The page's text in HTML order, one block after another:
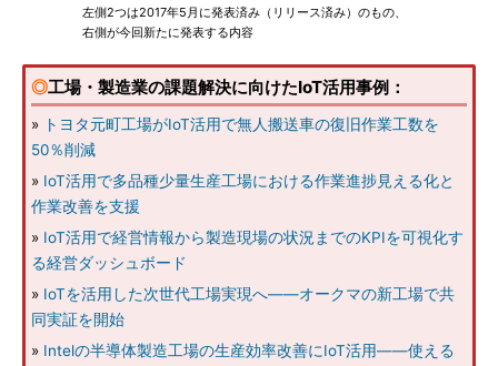
左側2つは2017年5月に発表済み（リリース済み）のもの、
右側が今回新たに発表する内容
◎工場・製造業の課題解決に向けたIoT活用事例：
»
トヨタ元町工場がIoT活用で無人搬送車の復旧作業工数を
50％削減
» IoT活用で多品種少量生産工場における作業進捗見える化と
作業改善を支援
» IoT活用で経営情報から製造現場の状況までのKPIを可視化す
る経営ダッシュボード
» IoTを活用した次世代工場実現へ――オークマの新工場で共
同実証を開始
» Intelの半導体製造工場の生産効率改善にIoT活用――使える